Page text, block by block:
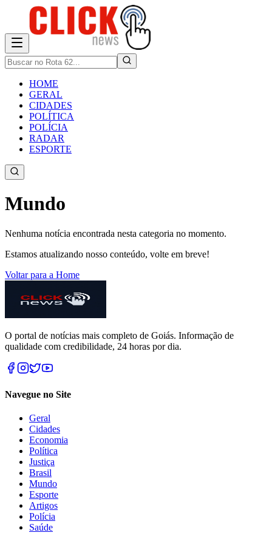
HOME
GERAL
CIDADES
POLÍTICA
POLÍCIA
RADAR
ESPORTE
Mundo
Nenhuma notícia encontrada nesta categoria no momento.
Estamos atualizando nosso conteúdo, volte em breve!
Voltar para a Home
O portal de notícias mais completo de Goiás. Informação de
qualidade com credibilidade, 24 horas por dia.
Navegue no Site
Geral
Cidades
Economia
Política
Justiça
Brasil
Mundo
Esporte
Artigos
Polícia
Saúde